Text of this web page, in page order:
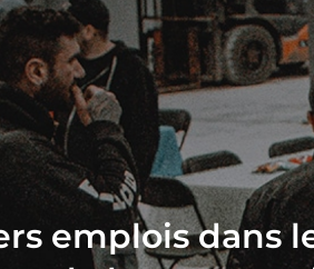
emplois dans